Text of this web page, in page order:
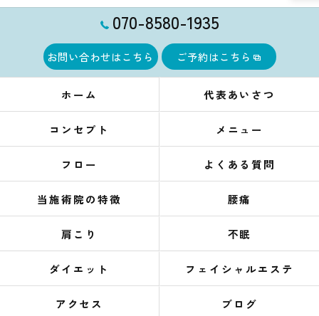
070-8580-1935
お問い合わせはこちら ご予約はこちら
ホーム 代表あいさつ
コンセプト メニュー
フロー よくある質問
当施術院の特徴 腰痛
肩こり 不眠
ダイエット フェイシャルエステ
アクセス ブログ